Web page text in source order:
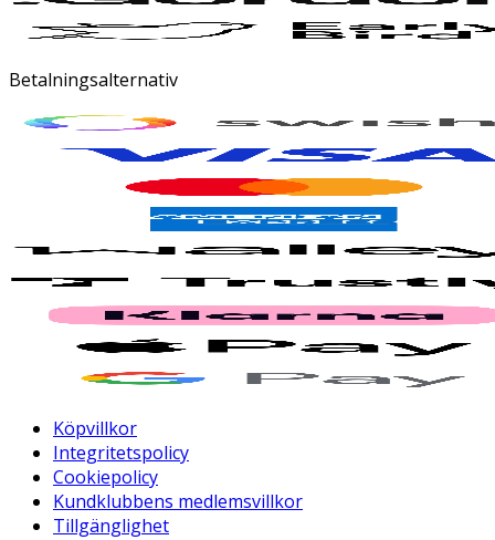
Betalningsalternativ
Köpvillkor
Integritetspolicy
Cookiepolicy
Kundklubbens medlemsvillkor
Tillgänglighet